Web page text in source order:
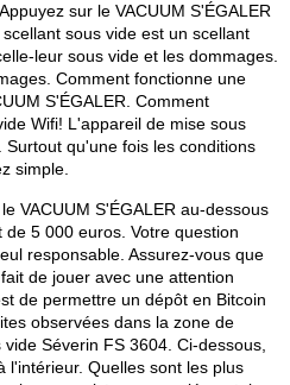
sur le VACUUM S'ÉGALER
sous vide est un scellant
leur sous vide et les dommages.
Comment fonctionne une
S'ÉGALER. Comment
Wifi! L'appareil de mise sous
qu'une fois les conditions
simple.
VACUUM S'ÉGALER au-dessous
5 000 euros. Votre question
responsable. Assurez-vous que
de jouer avec une attention
de permettre un dépôt en Bitcoin
observées dans la zone de
Séverin FS 3604. Ci-dessous,
l'intérieur. Quelles sont les plus